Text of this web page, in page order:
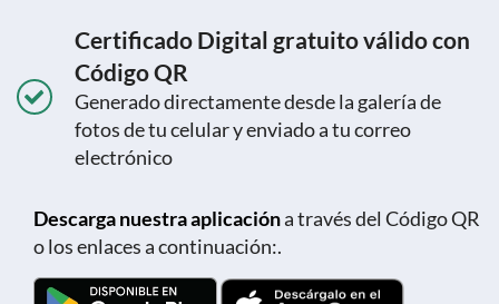
Certificado Digital gratuito válido con
Código QR
Generado directamente desde la galería de
fotos de tu celular y enviado a tu correo
electrónico
Descarga nuestra aplicacióna través del Código QR
o los enlaces a continuación:.